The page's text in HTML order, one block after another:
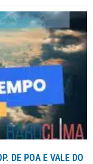
DE POA E VALE DO